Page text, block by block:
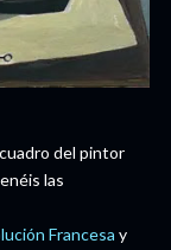
del pintor
las
Francesa y